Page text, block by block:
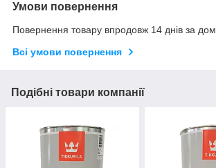
Умови повернення
Повернення товару впродовж 14 днів за
Всі умови повернення
Подібні товари компанії